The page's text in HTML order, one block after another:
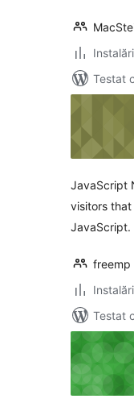
Testat
JavaScript
visitors
JavaScript.
freemp
Testat